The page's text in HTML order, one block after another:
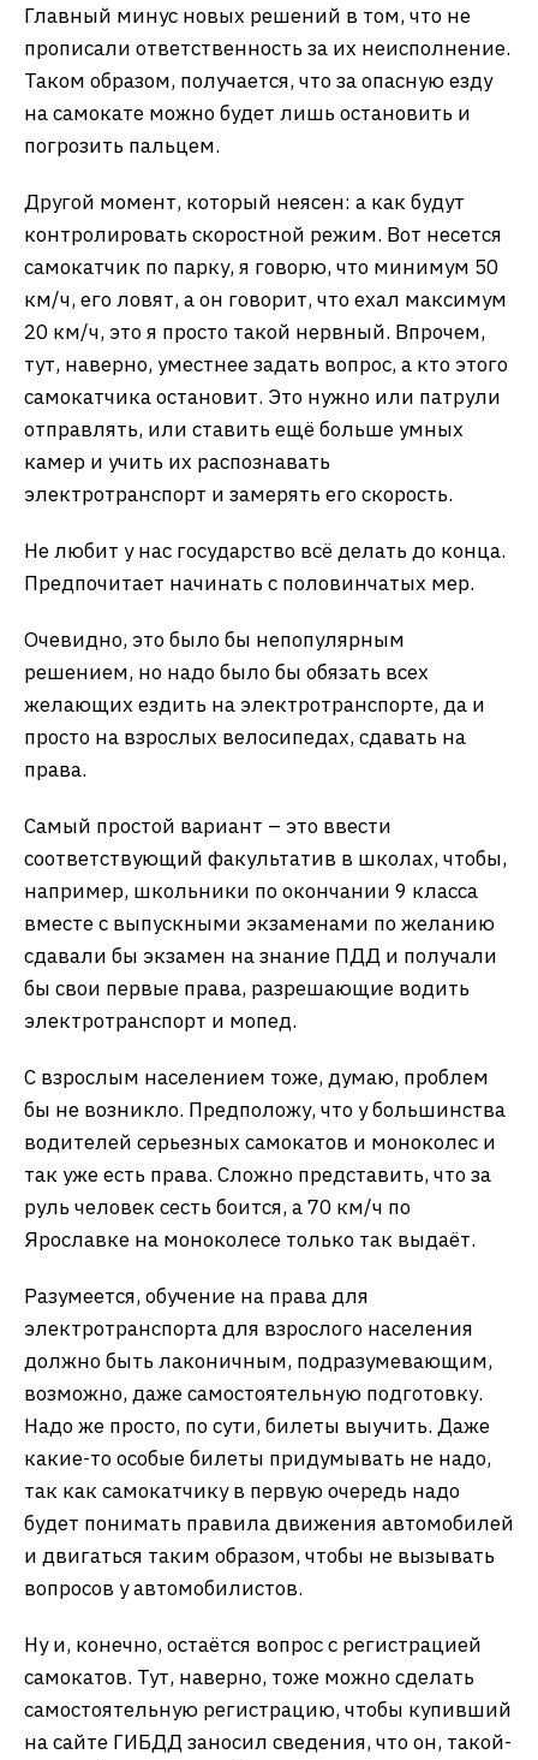
Главный минус новых решений в том, что не
прописали ответственность за их неисполнение.
Таком образом, получается, что за опасную езду
на самокате можно будет лишь остановить и
погрозить пальцем.
Другой момент, который неясен: а как будут
контролировать скоростной режим. Вот несется
самокатчик по парку, я говорю, что минимум 50
км/ч, его ловят, а он говорит, что ехал максимум
20 км/ч, это я просто такой нервный. Впрочем,
тут, наверно, уместнее задать вопрос, а кто этого
самокатчика остановит. Это нужно или патрули
отправлять, или ставить ещё больше умных
камер и учить их распознавать
электротранспорт и замерять его скорость.
Не любит у нас государство всё делать до конца.
Предпочитает начинать с половинчатых мер.
Очевидно, это было бы непопулярным
решением, но надо было бы обязать всех
желающих ездить на электротранспорте, да и
просто на взрослых велосипедах, сдавать на
права.
Самый простой вариант – это ввести
соответствующий факультатив в школах, чтобы,
например, школьники по окончании 9 класса
вместе с выпускными экзаменами по желанию
сдавали бы экзамен на знание ПДД и получали
бы свои первые права, разрешающие водить
электротранспорт и мопед.
С взрослым населением тоже, думаю, проблем
бы не возникло. Предположу, что у большинства
водителей серьезных самокатов и моноколес и
так уже есть права. Сложно представить, что за
руль человек сесть боится, а 70 км/ч по
Ярославке на моноколесе только так выдаёт.
Разумеется, обучение на права для
электротранспорта для взрослого населения
должно быть лаконичным, подразумевающим,
возможно, даже самостоятельную подготовку.
Надо же просто, по сути, билеты выучить. Даже
какие-то особые билеты придумывать не надо,
так как самокатчику в первую очередь надо
будет понимать правила движения автомобилей
и двигаться таким образом, чтобы не вызывать
вопросов у автомобилистов.
Ну и, конечно, остаётся вопрос с регистрацией
самокатов. Тут, наверно, тоже можно сделать
самостоятельную регистрацию, чтобы купивший
на сайте ГИБДД заносил сведения, что он, такой-